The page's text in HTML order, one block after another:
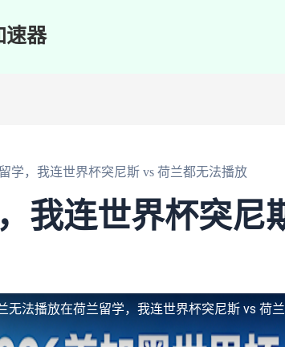
速器
学，我连世界杯突尼斯 vs 荷兰都无法播放
我连世界杯突尼
无法播放在荷兰留学，我连世界杯突尼斯 vs 荷